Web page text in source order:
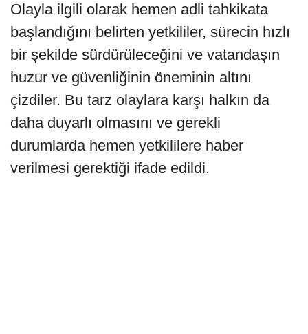
Olayla ilgili olarak hemen adli tahkikata
başlandığını belirten yetkililer, sürecin hızlı
bir şekilde sürdürüleceğini ve vatandaşın
huzur ve güvenliğinin öneminin altını
çizdiler. Bu tarz olaylara karşı halkın da
daha duyarlı olmasını ve gerekli
durumlarda hemen yetkililere haber
verilmesi gerektiği ifade edildi.